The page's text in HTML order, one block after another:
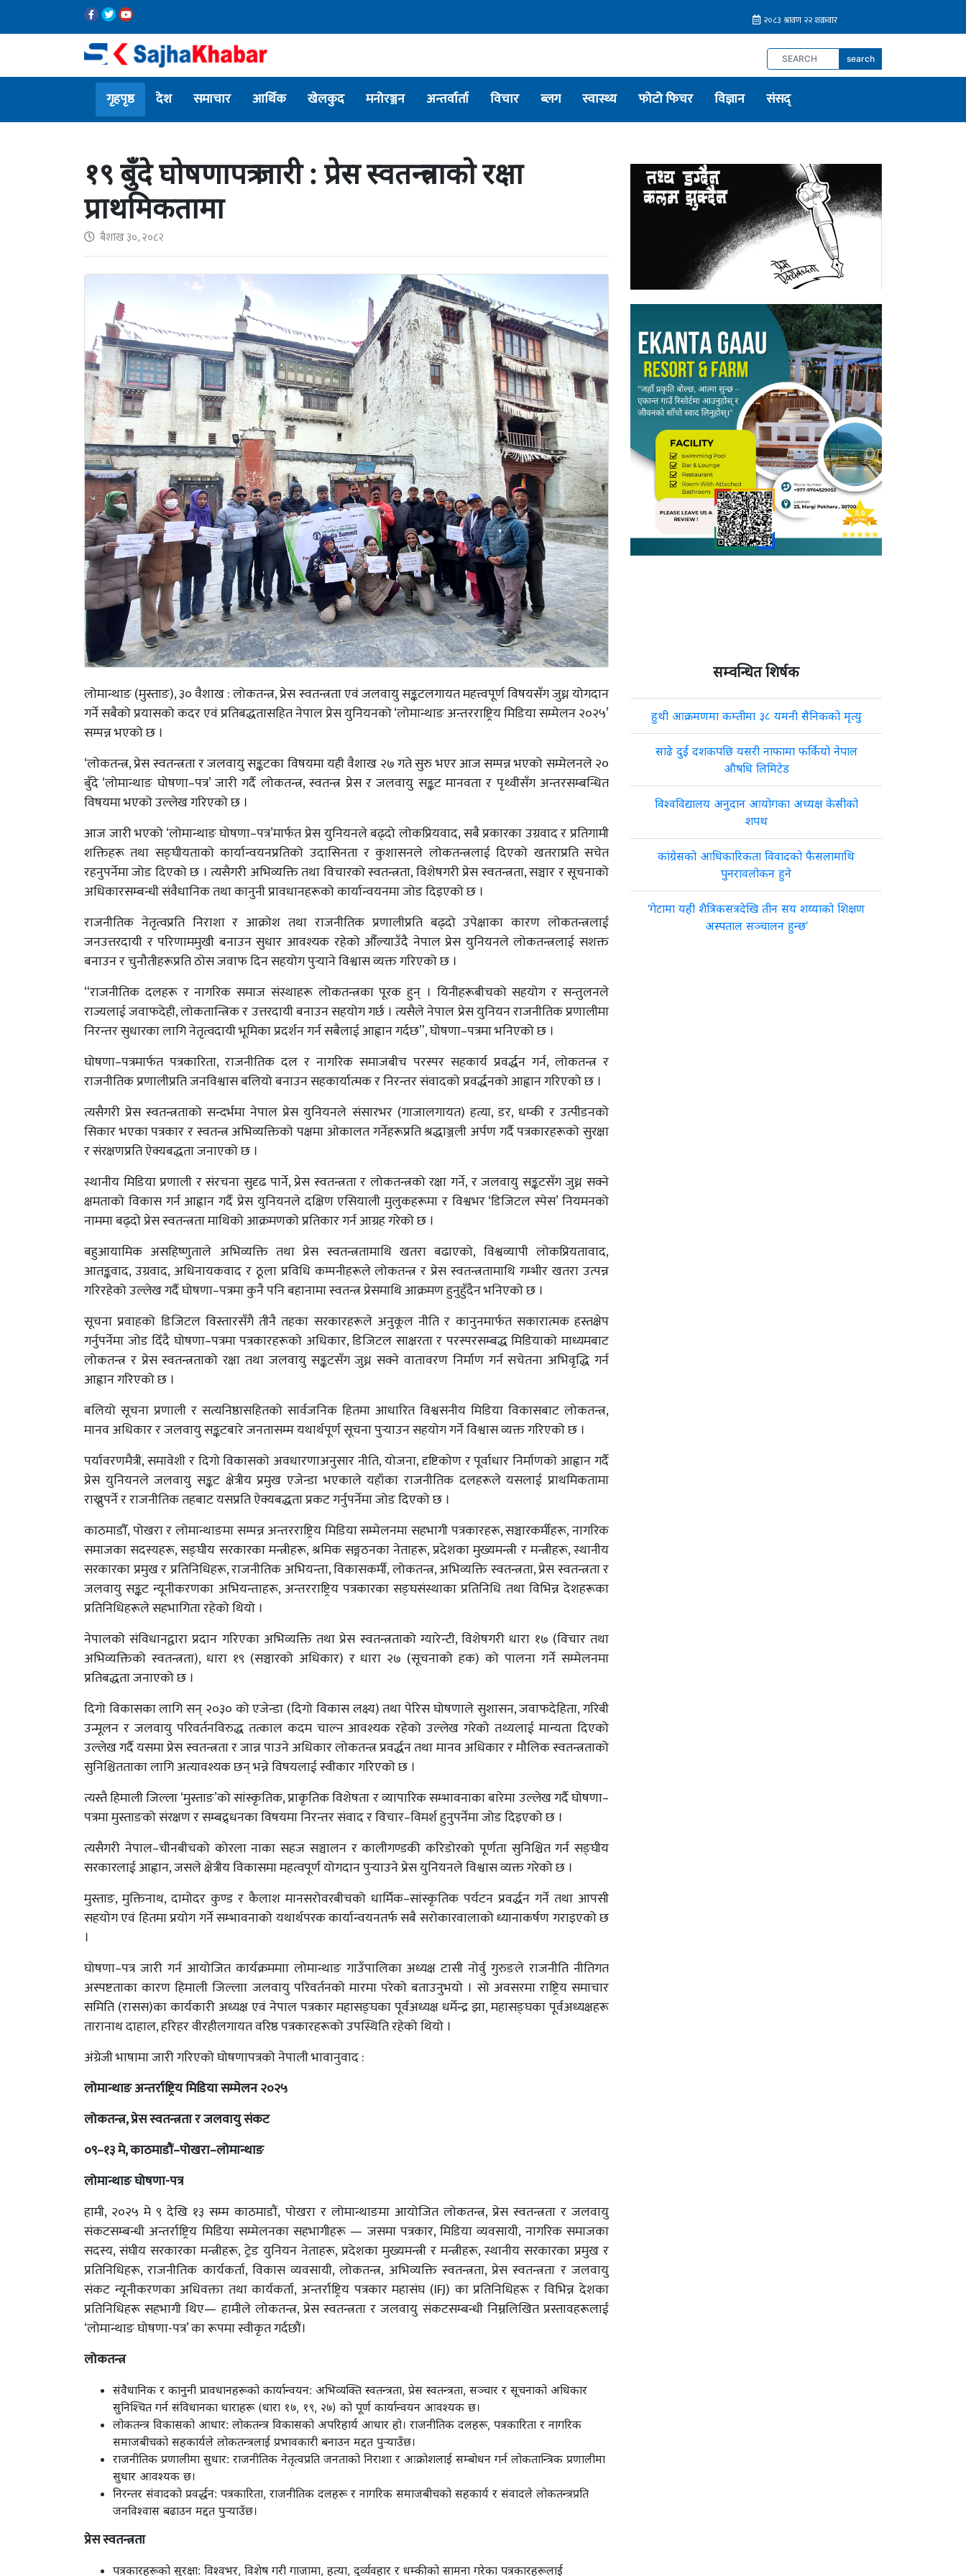
search
गृहपृष्ठ देश समाचार आर्थिक खेलकुद मनोरञ्जन अन्तर्वार्ता विचार ब्लग स्वास्थ्य फोटो फिचर विज्ञान संसद्
१९ बुँदे घोषणापत्र जारी : प्रेस स्वतन्त्रताको रक्षा
प्राथमिकतामा
बैशाख ३०, २०८२
लोमान्थाङ (मुस्ताङ), ३० वैशाख : लोकतन्त्र, प्रेस स्वतन्त्रता एवं जलवायु सङ्कटलगायत महत्त्वपूर्ण विषयसँग जुध्न योगदान
गर्ने सबैको प्रयासको कदर एवं प्रतिबद्धतासहित नेपाल प्रेस युनियनको ‘लोमान्थाङ अन्तरराष्ट्रिय मिडिया सम्मेलन २०२५’
सम्पन्न भएको छ ।
‘लोकतन्त्र, प्रेस स्वतन्त्रता र जलवायु सङ्कटका विषयमा यही वैशाख २७ गते सुरु भएर आज सम्पन्न भएको सम्मेलनले २०
बुँदे ‘लोमान्थाङ घोषणा–पत्र’ जारी गर्दै लोकतन्त्र, स्वतन्त्र प्रेस र जलवायु सङ्कट मानवता र पृथ्वीसँग अन्तरसम्बन्धित
विषयमा भएको उल्लेख गरिएको छ ।
आज जारी भएको ‘लोमान्थाङ घोषणा–पत्र’मार्फत प्रेस युनियनले बढ्दो लोकप्रियवाद, सबै प्रकारका उग्रवाद र प्रतिगामी
शक्तिहरू तथा सङ्घीयताको कार्यान्वयनप्रतिको उदासिनता र कुशासनले लोकतन्त्रलाई दिएको खतराप्रति सचेत
रहनुपर्नेमा जोड दिएको छ । त्यसैगरी अभिव्यक्ति तथा विचारको स्वतन्त्रता, विशेषगरी प्रेस स्वतन्त्रता, सञ्चार र सूचनाको
अधिकारसम्बन्धी संवैधानिक तथा कानुनी प्रावधानहरूको कार्यान्वयनमा जोड दिइएको छ ।
राजनीतिक नेतृत्वप्रति निराशा र आक्रोश तथा राजनीतिक प्रणालीप्रति बढ्दो उपेक्षाका कारण लोकतन्त्रलाई
जनउत्तरदायी र परिणाममुखी बनाउन सुधार आवश्यक रहेको औँल्याउँदै नेपाल प्रेस युनियनले लोकतन्त्रलाई सशक्त
बनाउन र चुनौतीहरूप्रति ठोस जवाफ दिन सहयोग पुर्‍याने विश्वास व्यक्त गरिएको छ ।
“राजनीतिक दलहरू र नागरिक समाज संस्थाहरू लोकतन्त्रका पूरक हुन् । यिनीहरूबीचको सहयोग र सन्तुलनले
राज्यलाई जवाफदेही, लोकतान्त्रिक र उत्तरदायी बनाउन सहयोग गर्छ । त्यसैले नेपाल प्रेस युनियन राजनीतिक प्रणालीमा
निरन्तर सुधारका लागि नेतृत्वदायी भूमिका प्रदर्शन गर्न सबैलाई आह्वान गर्दछ”, घोषणा–पत्रमा भनिएको छ ।
घोषणा–पत्रमार्फत पत्रकारिता, राजनीतिक दल र नागरिक समाजबीच परस्पर सहकार्य प्रवर्द्धन गर्न, लोकतन्त्र र
राजनीतिक प्रणालीप्रति जनविश्वास बलियो बनाउन सहकार्यात्मक र निरन्तर संवादको प्रवर्द्धनको आह्वान गरिएको छ ।
त्यसैगरी प्रेस स्वतन्त्रताको सन्दर्भमा नेपाल प्रेस युनियनले संसारभर (गाजालगायत) हत्या, डर, धम्की र उत्पीडनको
सिकार भएका पत्रकार र स्वतन्त्र अभिव्यक्तिको पक्षमा ओकालत गर्नेहरूप्रति श्रद्धाञ्जली अर्पण गर्दै पत्रकारहरूको सुरक्षा
र संरक्षणप्रति ऐक्यबद्धता जनाएको छ ।
स्थानीय मिडिया प्रणाली र संरचना सुदृढ पार्ने, प्रेस स्वतन्त्रता र लोकतन्त्रको रक्षा गर्ने, र जलवायु सङ्कटसँग जुध्न सक्ने
क्षमताको विकास गर्न आह्वान गर्दै प्रेस युनियनले दक्षिण एसियाली मुलुकहरूमा र विश्वभर ‘डिजिटल स्पेस’ नियमनको
नाममा बढ्दो प्रेस स्वतन्त्रता माथिको आक्रमणको प्रतिकार गर्न आग्रह गरेको छ ।
बहुआयामिक असहिष्णुताले अभिव्यक्ति तथा प्रेस स्वतन्त्रतामाथि खतरा बढाएको, विश्वव्यापी लोकप्रियतावाद,
आतङ्कवाद, उग्रवाद, अधिनायकवाद र ठूला प्रविधि कम्पनीहरूले लोकतन्त्र र प्रेस स्वतन्त्रतामाथि गम्भीर खतरा उत्पन्न
गरिरहेको उल्लेख गर्दै घोषणा–पत्रमा कुनै पनि बहानामा स्वतन्त्र प्रेसमाथि आक्रमण हुनुहुँदैन भनिएको छ ।
सूचना प्रवाहको डिजिटल विस्तारसँगै तीनै तहका सरकारहरूले अनुकूल नीति र कानुनमार्फत सकारात्मक हस्तक्षेप
गर्नुपर्नेमा जोड दिँदै घोषणा–पत्रमा पत्रकारहरूको अधिकार, डिजिटल साक्षरता र परस्परसम्बद्ध मिडियाको माध्यमबाट
लोकतन्त्र र प्रेस स्वतन्त्रताको रक्षा तथा जलवायु सङ्कटसँग जुध्न सक्ने वातावरण निर्माण गर्न सचेतना अभिवृद्धि गर्न
आह्वान गरिएको छ ।
बलियो सूचना प्रणाली र सत्यनिष्ठासहितको सार्वजनिक हितमा आधारित विश्वसनीय मिडिया विकासबाट लोकतन्त्र,
मानव अधिकार र जलवायु सङ्कटबारे जनतासम्म यथार्थपूर्ण सूचना पुर्‍याउन सहयोग गर्ने विश्वास व्यक्त गरिएको छ ।
पर्यावरणमैत्री, समावेशी र दिगो विकासको अवधारणाअनुसार नीति, योजना, दृष्टिकोण र पूर्वाधार निर्माणको आह्वान गर्दै
प्रेस युनियनले जलवायु सङ्कट क्षेत्रीय प्रमुख एजेन्डा भएकाले यहाँका राजनीतिक दलहरूले यसलाई प्राथमिकतामा
राख्नुपर्ने र राजनीतिक तहबाट यसप्रति ऐक्यबद्धता प्रकट गर्नुपर्नेमा जोड दिएको छ ।
काठमाडौँ, पोखरा र लोमान्थाङमा सम्पन्न अन्तरराष्ट्रिय मिडिया सम्मेलनमा सहभागी पत्रकारहरू, सञ्चारकर्मीहरू, नागरिक
समाजका सदस्यहरू, सङ्घीय सरकारका मन्त्रीहरू, श्रमिक सङ्गठनका नेताहरू, प्रदेशका मुख्यमन्त्री र मन्त्रीहरू, स्थानीय
सरकारका प्रमुख र प्रतिनिधिहरू, राजनीतिक अभियन्ता, विकासकर्मी, लोकतन्त्र, अभिव्यक्ति स्वतन्त्रता, प्रेस स्वतन्त्रता र
जलवायु सङ्कट न्यूनीकरणका अभियन्ताहरू, अन्तरराष्ट्रिय पत्रकारका सङ्घसंस्थाका प्रतिनिधि तथा विभिन्न देशहरूका
प्रतिनिधिहरूले सहभागिता रहेको थियो ।
नेपालको संविधानद्वारा प्रदान गरिएका अभिव्यक्ति तथा प्रेस स्वतन्त्रताको ग्यारेन्टी, विशेषगरी धारा १७ (विचार तथा
अभिव्यक्तिको स्वतन्त्रता), धारा १९ (सञ्चारको अधिकार) र धारा २७ (सूचनाको हक) को पालना गर्ने सम्मेलनमा
प्रतिबद्धता जनाएको छ ।
दिगो विकासका लागि सन् २०३० को एजेन्डा (दिगो विकास लक्ष्य) तथा पेरिस घोषणाले सुशासन, जवाफदेहिता, गरिबी
उन्मूलन र जलवायु परिवर्तनविरुद्ध तत्काल कदम चाल्न आवश्यक रहेको उल्लेख गरेको तथ्यलाई मान्यता दिएको
उल्लेख गर्दै यसमा प्रेस स्वतन्त्रता र जान्न पाउने अधिकार लोकतन्त्र प्रवर्द्धन तथा मानव अधिकार र मौलिक स्वतन्त्रताको
सुनिश्चितताका लागि अत्यावश्यक छन् भन्ने विषयलाई स्वीकार गरिएको छ ।
त्यस्तै हिमाली जिल्ला ‘मुस्ताङ’को सांस्कृतिक, प्राकृतिक विशेषता र व्यापारिक सम्भावनाका बारेमा उल्लेख गर्दै घोषणा–
पत्रमा मुस्ताङको संरक्षण र सम्बद्र्धनका विषयमा निरन्तर संवाद र विचार–विमर्श हुनुपर्नेमा जोड दिइएको छ ।
त्यसैगरी नेपाल–चीनबीचको कोरला नाका सहज सञ्चालन र कालीगण्डकी करिडोरको पूर्णता सुनिश्चित गर्न सङ्घीय
सरकारलाई आह्वान, जसले क्षेत्रीय विकासमा महत्वपूर्ण योगदान पुर्‍याउने प्रेस युनियनले विश्वास व्यक्त गरेको छ ।
मुस्ताङ, मुक्तिनाथ, दामोदर कुण्ड र कैलाश मानसरोवरबीचको धार्मिक–सांस्कृतिक पर्यटन प्रवर्द्धन गर्ने तथा आपसी
सहयोग एवं हितमा प्रयोग गर्ने सम्भावनाको यथार्थपरक कार्यान्वयनतर्फ सबै सरोकारवालाको ध्यानाकर्षण गराइएको छ
।
घोषणा–पत्र जारी गर्न आयोजित कार्यक्रममाा लोमान्थाङ गाउँपालिका अध्यक्ष टासी नोर्वु गुरुङले राजनीति नीतिगत
अस्पष्टताका कारण हिमाली जिल्लाा जलवायु परिवर्तनको मारमा परेको बताउनुभयो । सो अवसरमा राष्ट्रिय समाचार
समिति (रासस)का कार्यकारी अध्यक्ष एवं नेपाल पत्रकार महासङ्घका पूर्वअध्यक्ष धर्मेन्द्र झा, महासङ्घका पूर्वअध्यक्षहरू
तारानाथ दाहाल, हरिहर वीरहीलगायत वरिष्ठ पत्रकारहरूको उपस्थिति रहेको थियो ।
अंग्रेजी भाषामा जारी गरिएको घोषणापत्रको नेपाली भावानुवाद :
लोमान्थाङ अन्तर्राष्ट्रिय मिडिया सम्मेलन २०२५
लोकतन्त्र, प्रेस स्वतन्त्रता र जलवायु संकट
०९–१३ मे, काठमाडौं–पोखरा–लोमान्थाङ
लोमान्थाङ घोषणा-पत्र
हामी, २०२५ मे ९ देखि १३ सम्म काठमाडौं, पोखरा र लोमान्थाङमा आयोजित लोकतन्त्र, प्रेस स्वतन्त्रता र जलवायु
संकटसम्बन्धी अन्तर्राष्ट्रिय मिडिया सम्मेलनका सहभागीहरू — जसमा पत्रकार, मिडिया व्यवसायी, नागरिक समाजका
सदस्य, संघीय सरकारका मन्त्रीहरू, ट्रेड युनियन नेताहरू, प्रदेशका मुख्यमन्त्री र मन्त्रीहरू, स्थानीय सरकारका प्रमुख र
प्रतिनिधिहरू, राजनीतिक कार्यकर्ता, विकास व्यवसायी, लोकतन्त्र, अभिव्यक्ति स्वतन्त्रता, प्रेस स्वतन्त्रता र जलवायु
संकट न्यूनीकरणका अधिवक्ता तथा कार्यकर्ता, अन्तर्राष्ट्रिय पत्रकार महासंघ (IFJ) का प्रतिनिधिहरू र विभिन्न देशका
प्रतिनिधिहरू सहभागी थिए— हामीले लोकतन्त्र, प्रेस स्वतन्त्रता र जलवायु संकटसम्बन्धी निम्नलिखित प्रस्तावहरूलाई
‘लोमान्थाङ घोषणा-पत्र’ का रूपमा स्वीकृत गर्दछौं।
लोकतन्त्र
संवैधानिक र कानुनी प्रावधानहरूको कार्यान्वयन: अभिव्यक्ति स्वतन्त्रता, प्रेस स्वतन्त्रता, सञ्चार र सूचनाको अधिकार
सुनिश्चित गर्न संविधानका धाराहरू (धारा १७, १९, २७) को पूर्ण कार्यान्वयन आवश्यक छ।
लोकतन्त्र विकासको आधार: लोकतन्त्र विकासको अपरिहार्य आधार हो। राजनीतिक दलहरू, पत्रकारिता र नागरिक
समाजबीचको सहकार्यले लोकतन्त्रलाई प्रभावकारी बनाउन मद्दत पुर्‍याउँछ।
राजनीतिक प्रणालीमा सुधार: राजनीतिक नेतृत्वप्रति जनताको निराशा र आक्रोशलाई सम्बोधन गर्न लोकतान्त्रिक प्रणालीमा
सुधार आवश्यक छ।
निरन्तर संवादको प्रवर्द्धन: पत्रकारिता, राजनीतिक दलहरू र नागरिक समाजबीचको सहकार्य र संवादले लोकतन्त्रप्रति
जनविश्वास बढाउन मद्दत पुर्‍याउँछ।
प्रेस स्वतन्त्रता
पत्रकारहरूको सुरक्षा: विश्वभर, विशेष गरी गाजामा, हत्या, दुर्व्यवहार र धम्कीको सामना गरेका पत्रकारहरूलाई
सम्वन्धित शिर्षक
हुथी आक्रमणमा कम्तीमा ३८ यमनी सैनिकको मृत्यु
साढे दुई दशकपछि यसरी नाफामा फर्कियो नेपाल
औषधि लिमिटेड
विश्वविद्यालय अनुदान आयोगका अध्यक्ष केसीको
शपथ
कांग्रेसको आधिकारिकता विवादको फैसलामाथि
पुनरावलोकन हुने
‘गेटामा यही शैत्रिकसत्रदेखि तीन सय शय्याको शिक्षण
अस्पताल सञ्चालन हुन्छ’